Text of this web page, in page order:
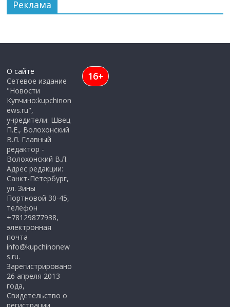
Реклама
О сайте
Сетевое издание
"Новости
Купчино:kupchinon
ews.ru",
учредители: Швец
П.Е., Волохонский
В.Л. Главный
редактор -
Волохонский В.Л.
Адрес редакции:
Санкт-Петербург,
ул. Зины
Портновой 30-45,
телефон
+78129877938,
электронная
почта
info@kupchinonew
s.ru.
Зарегистрировано
26 апреля 2013
года,
Свидетельство о
16+